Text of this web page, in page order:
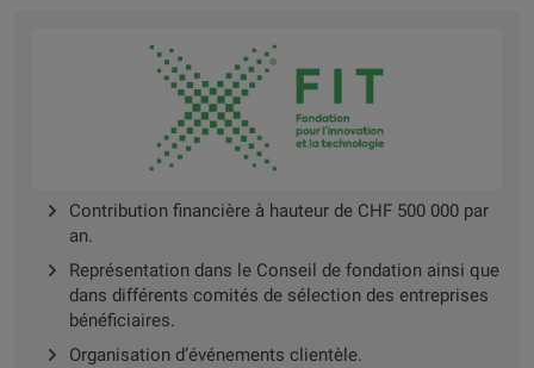
Contribution financière à hauteur de CHF 500 000 par
an.
Représentation dans le Conseil de fondation ainsi que
dans différents comités de sélection des entreprises
bénéficiaires.
Organisation d’événements clientèle.